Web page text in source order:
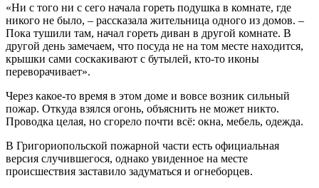
«Ни с того ни с сего начала гореть подушка в комнате, где
никого не было, – рассказала жительница одного из домов. –
Пока тушили там, начал гореть диван в другой комнате. В
другой день замечаем, что посуда не на том месте находится,
крышки сами соскакивают с бутылей, кто-то иконы
переворачивает».
Через какое-то время в этом доме и вовсе возник сильный
пожар. Откуда взялся огонь, объяснить не может никто.
Проводка целая, но сгорело почти всё: окна, мебель, одежда.
В Григориопольской пожарной части есть официальная
версия случившегося, однако увиденное на месте
происшествия заставило задуматься и огнеборцев.